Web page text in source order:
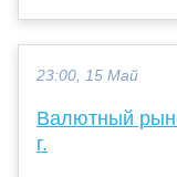
23:00, 15 Май
Валютный
г.